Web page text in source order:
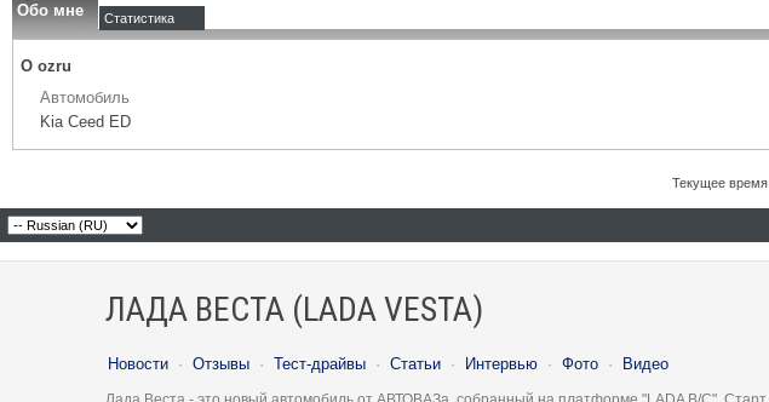
Обо мне Статистика
О ozru
Автомобиль
Kia Ceed ED
Текущее время:
ЛАДА ВЕСТА (LADA VESTA)
Новости · Отзывы · Тест-драйвы · Статьи · Интервью · Фото · Видео